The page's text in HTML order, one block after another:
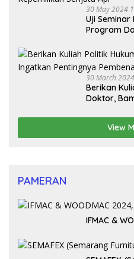
30 May 2024
Uji Seminar
Program
Senjata Api
30 March
Berikan
Doktor,
View
PAMERAN
IFMAC &